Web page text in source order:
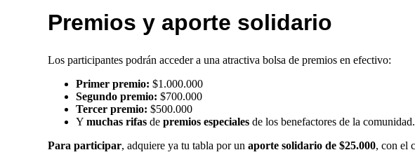
Premios y aporte solidario
Los participantes podrán acceder a una atractiva bolsa de premios en efectivo:
Primer premio: $1.000.000
Segundo premio: $700.000
Tercer premio: $500.000
Y muchas rifas de premios especiales de los benefactores de la comunidad.
Para participar, adquiere ya tu tabla por un aporte solidario de $25.000, con el